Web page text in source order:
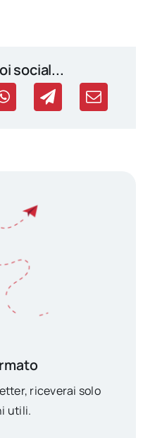
social...
riceverai solo
utili.